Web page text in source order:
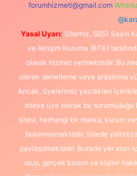
forumhizmeti@gmail.com
Yasal Uyarı: Sitemiz, 5651 Sayılı
ve İletişim Kurumu (BTK)
olarak hizmet vermektedir. Bu
olarak denetleme veya araştırma
Ancak, üyelerimiz yazdıkları
siteye üye olarak bu sorumluluğu
sitesi, herhangi bir marka, kurum
bulunmamaktadır. Sitede
paylaşılmaktadır. Burada yer alan
olup, gerçek kurum ve kişiler